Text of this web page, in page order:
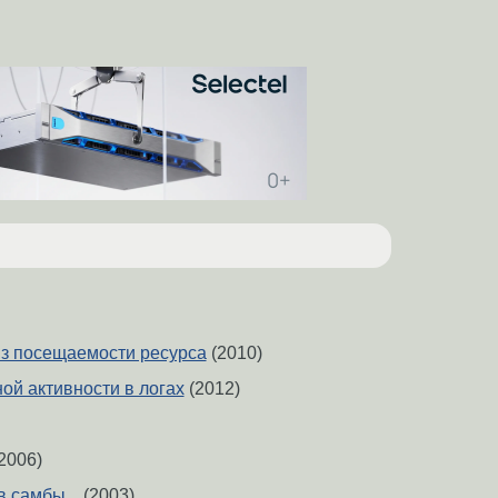
посещаемости ресурса(2010)
активности в логах(2012)